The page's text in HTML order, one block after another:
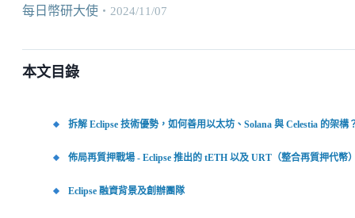
每日幣研大使 ・ 2024/11/07
本文目錄
拆解 Eclipse 技術優勢，如何善用以太坊、Solana 與 Celestia 的架構
佈局再質押戰場 - Eclipse 推出的 tETH 以及 URT（整合再質押代幣
Eclipse 融資背景及創辦團隊